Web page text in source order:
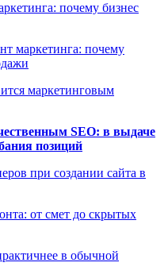
почему бизнес
маркетинга: почему
маркетинговым
SEO: в выдаче
позиций
при создании сайта в
от смет до скрытых
в обычной